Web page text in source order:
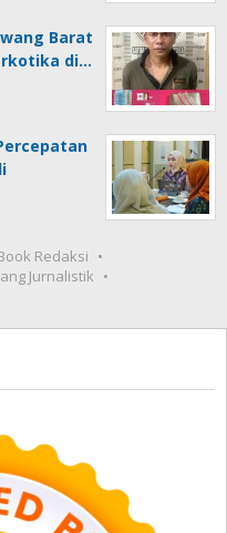
Barat
di…
Redaksi
Jurnalistik